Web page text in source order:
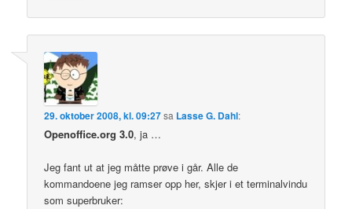
29. oktober 2008, kl. 09:27sa Lasse G. Dahl:
Openoffice.org 3.0, ja …
Jeg fant ut at jeg måtte prøve i går. Alle de
kommandoene jeg ramser opp her, skjer i et terminalvindu
som superbruker: